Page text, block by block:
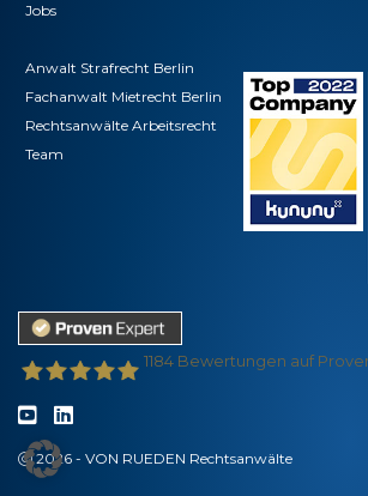
Jobs
Anwalt Strafrecht Berlin
Fachanwalt Mietrecht Berlin
Rechtsanwälte Arbeitsrecht
Team
VON RUEDEN - Partnerschaft für
1184 Bewertungen auf
2026 - VON RUEDEN Rechtsanwälte